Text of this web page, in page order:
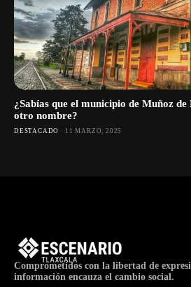
¿Sabías que el municipio de Muñoz
otro nombre?
DESTACADO 11 MARZO, 2025
Comprometidos con la libertad de
información encauza el cambio social.